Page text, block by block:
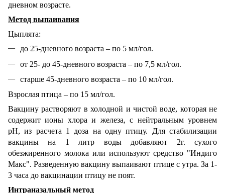
дневном возрасте.
Метод выпаивания
Цыплята:
до 25-дневного возраста – по 5 мл/гол.
от 25- до 45-дневного возраста – по 7,5 мл/гол.
старше 45-дневного возраста – по 10 мл/гол.
Взрослая птица – по 15 мл/гол.
Вакцину растворяют в холодной и чистой воде, которая не
содержит ионы хлора и железа, с нейтральным уровнем
рН, из расчета 1 доза на одну птицу. Для стабилизации
вакцины на 1 литр воды добавляют 2г. сухого
обезжиренного молока или используют средство "Индиго
Макс". Разведенную вакцину выпаивают птице с утра. За 1-
3 часа до вакцинации птицу не поят.
Интраназальный метод